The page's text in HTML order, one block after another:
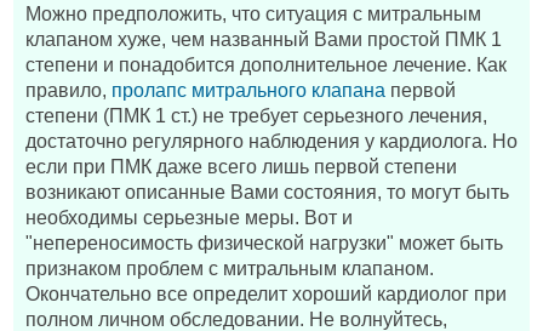
Можно предположить, что ситуация с митральным
клапаном хуже, чем названный Вами простой ПМК 1
степени и понадобится дополнительное лечение. Как
правило, пролапс митрального клапана первой
степени (ПМК 1 ст.) не требует серьезного лечения,
достаточно регулярного наблюдения у кардиолога. Но
если при ПМК даже всего лишь первой степени
возникают описанные Вами состояния, то могут быть
необходимы серьезные меры. Вот и
"непереносимость физической нагрузки" может быть
признаком проблем с митральным клапаном.
Окончательно все определит хороший кардиолог при
полном личном обследовании. Не волнуйтесь,